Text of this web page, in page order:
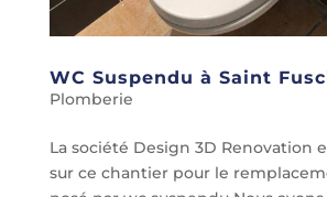
WC Suspendu à Saint
Plomberie
La société Design 3D Renovation
sur ce chantier pour le